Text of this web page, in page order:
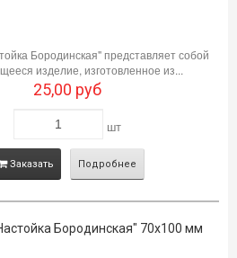
Бородинская" представляет собой
изделие, изготовленное из...
25,00 руб
шт
Заказать Подробнее
Бородинская" 70х100 мм